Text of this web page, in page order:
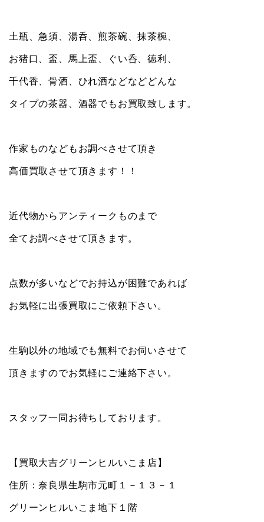
土瓶、急須、湯呑、煎茶碗、抹茶椀、
お猪口、盃、馬上盃、ぐい呑、徳利、
千代香、骨酒、ひれ酒などなどどんな
タイプの茶器、酒器でもお買取致します。
作家ものなどもお調べさせて頂き
高価買取させて頂きます！！
近代物からアンティークものまで
全てお調べさせて頂きます。
点数が多いなどでお持込が困難であれば
お気軽に出張買取にご依頼下さい。
生駒以外の地域でも無料でお伺いさせて
頂きますのでお気軽にご連絡下さい。
スタッフ一同お待ちしております。
【買取大吉グリーンヒルいこま店】
住所：奈良県生駒市元町１－１３－１
グリーンヒルいこま地下１階